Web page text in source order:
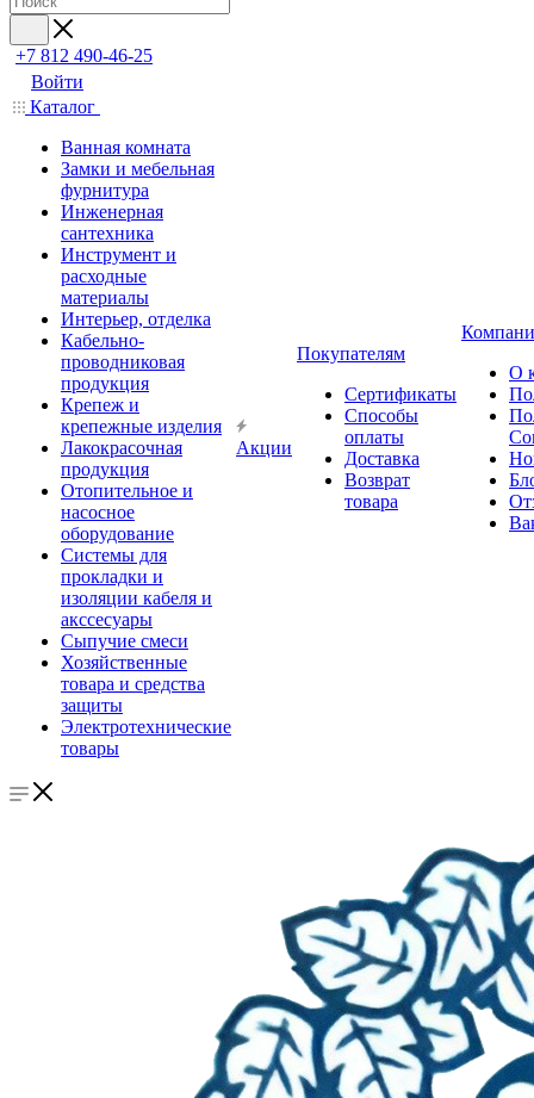
+7 812 490-46-25
Войти
Каталог
Ванная комната
Замки и мебельная
фурнитура
Инженерная
сантехника
Инструмент и
расходные
материалы
Интерьер, отделка
Кабельно-
проводниковая
продукция
Крепеж и
крепежные изделия
Лакокрасочная
продукция
Отопительное и
насосное
оборудование
Системы для
прокладки и
изоляции кабеля и
акссесуары
Сыпучие смеси
Хозяйственные
товара и средства
защиты
Электротехнические
товары
Акции
Покупателям
Сертификаты
Способы
оплаты
Доставка
Возврат
товара
О